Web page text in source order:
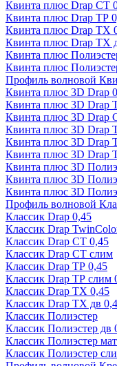
Квинта плюс Drap СТ
Квинта плюс Drap ТР
Квинта плюс Drap ТХ
Квинта плюс Drap ТХ
Квинта плюс
Квинта плюс
Профиль волновой
Квинта плюс 3D Drap
Квинта плюс 3D Drap
Квинта плюс 3D Drap
Квинта плюс 3D Drap
Квинта плюс 3D Drap
Квинта плюс 3D Drap
Квинта плюс 3D
Квинта плюс 3D
Квинта плюс 3D
Профиль волновой
Классик Drap 0,45
Классик Drap
Классик Drap СТ 0,45
Классик Drap СТ слим
Классик Drap ТР 0,45
Классик Drap ТР слим
Классик Drap ТХ 0,45
Классик Drap ТХ дв
Классик Полиэстер
Классик Полиэстер дв
Классик Полиэстер
Классик Полиэстер